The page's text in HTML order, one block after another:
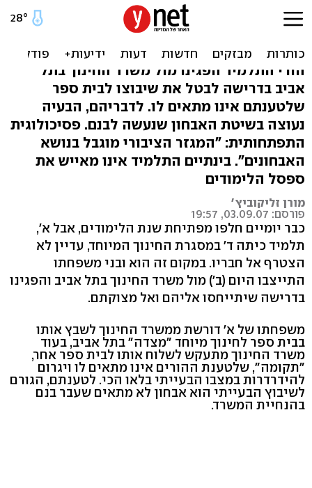
לקוי למידה שובץ לבי"ס לא
מתאים - ונשאר בבית
הורי התלמיד הפגינו מול משרד החינוך בתל
אביב בדרישה לבטל את שיבוצו לבית ספר
שלטענתם אינו מתאים לו. לדבריהם, הבעיה
נעוצה בשיטת האבחון שנעשה לבנם. פסיכולוגית
התפתחותית: "המגזר הציבורי מוגבל בנושא
האבחונים". בינתיים התלמיד אינו מאייש את
ספסל הלימודים
מורן זליקוביץ'
פורסם: 03.09.07, 19:57
כבר יומיים חלפו מפתיחת שנת הלימודים, אבל א',
תלמיד כיתה ד' במסגרת החינוך המיוחד, עדיין לא
הצטרף אל חבריו. במקום זה הוא ובני משפחתו
התייצבו היום (ב') מול משרד החינוך בתל אביב והפגינו
בדרישה שיתייחסו אליהם ואל מצוקתם.
משפחתו של א' דורשת ממשרד החינוך לשבץ אותו
בבית ספר לחינוך מיוחד "מצדה" בתל אביב, בעוד
משרד החינוך מתעקש לשלוח אותו לבית ספר אחר,
"תקומה", שלטענת ההורים אינו מתאים לו ויגרום
להידרדרות במצבו הבעייתי בלאו הכי. לטענתם, הגורם
לשיבוץ הבעייתי הוא אבחון לא מתאים שעבר בנם
בהנחיית המשרד.